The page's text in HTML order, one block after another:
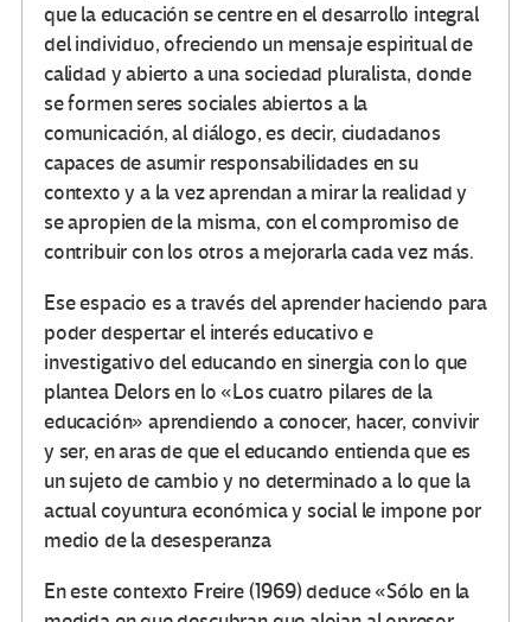
que la educación se centre en el desarrollo integral
del individuo, ofreciendo un mensaje espiritual de
calidad y abierto a una sociedad pluralista, donde
se formen seres sociales abiertos a la
comunicación, al diálogo, es decir, ciudadanos
capaces de asumir responsabilidades en su
contexto y a la vez aprendan a mirar la realidad y
se apropien de la misma, con el compromiso de
contribuir con los otros a mejorarla cada vez más.
Ese espacio es a través del aprender haciendo para
poder despertar el interés educativo e
investigativo del educando en sinergia con lo que
plantea Delors en lo «Los cuatro pilares de la
educación» aprendiendo a conocer, hacer, convivir
y ser, en aras de que el educando entienda que es
un sujeto de cambio y no determinado a lo que la
actual coyuntura económica y social le impone por
medio de la desesperanza
En este contexto Freire (1969) deduce «Sólo en la